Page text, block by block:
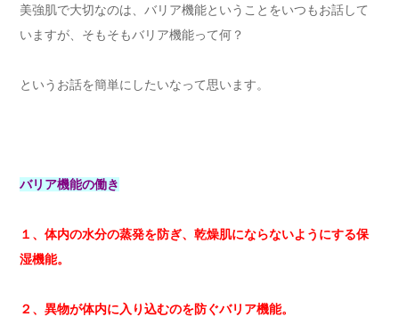
美強肌で大切なのは、バリア機能ということをいつもお話して
いますが、そもそもバリア機能って何？
というお話を簡単にしたいなって思います。
バリア機能の働き
１、体内の水分の蒸発を防ぎ、乾燥肌にならないようにする保
湿機能。
２、異物が体内に入り込むのを防ぐバリア機能。